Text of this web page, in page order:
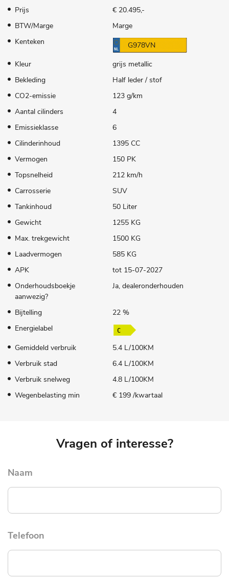
Prijs
€ 20.495,-
BTW/Marge
Marge
Kenteken
G978VN
Kleur
grijs metallic
Bekleding
Half leder / stof
CO2-emissie
123 g/km
Aantal cilinders
4
Emissieklasse
6
Cilinderinhoud
1395 CC
Vermogen
150 PK
Topsnelheid
212 km/h
Carrosserie
SUV
Tankinhoud
50 Liter
Gewicht
1255 KG
Max. trekgewicht
1500 KG
Laadvermogen
585 KG
APK
tot 15-07-2027
Onderhoudsboekje
aanwezig?
Ja, dealeronderhouden
Bijtelling
22 %
Energielabel
Gemiddeld verbruik
5.4 L/100KM
Verbruik stad
6.4 L/100KM
Verbruik snelweg
4.8 L/100KM
Wegenbelasting min
€ 199 /kwartaal
Vragen of interesse?
Naam
Telefoon